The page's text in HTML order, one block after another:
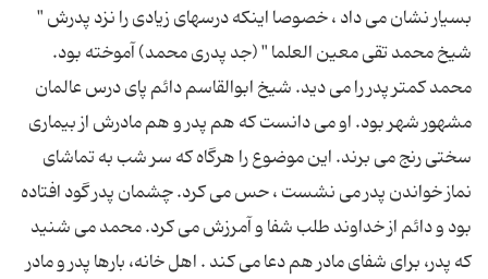
بسیار نشان می داد ، خصوصا اینکه درسهای زیادی را نزد پدرش "
شیخ محمد تقی معین العلما " (جد پدری محمد) آموخته بود.
محمد کمتر پدر را می دید. شیخ ابوالقاسم دائم پای درس عالمان
مشهور شهر بود. او می دانست که هم پدر و هم مادرش از بیماری
سختی رنج می برند. این موضوع را هرگاه که سر شب به تماشای
نماز خواندن پدر می نشست ، حس می کرد. چشمان پدر گود افتاده
بود و دائم از خداوند طلب شفا و آمرزش می کرد. محمد می شنید
که پدر، برای شفای مادر هم دعا می کند . اهل خانه، بارها پدر و مادر